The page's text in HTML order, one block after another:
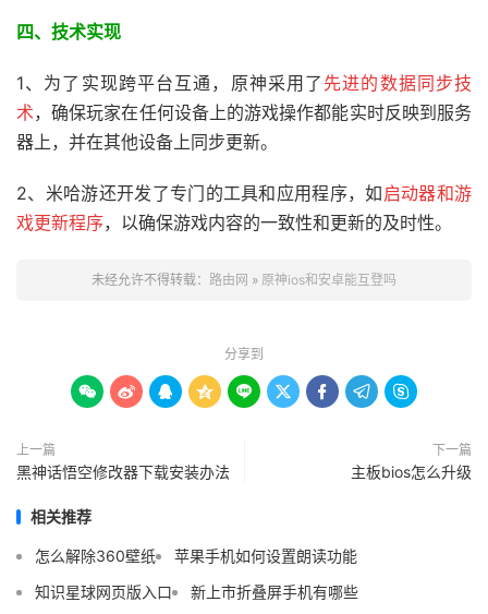
四、技术实现
1、为了实现跨平台互通，原神采用了 先进的数据同步技
术，确保玩家在任何设备上的游戏操作都能实时反映到服务
器上，并在其他设备上同步更新。
2、米哈游还开发了专门的工具和应用程序，如启动器和游
戏更新程序，以确保游戏内容的一致性和更新的及时性。
未经允许不得转载： 路由网 » 原神ios和安卓能互登吗
分享到
        
上一篇
黑神话悟空修改器下载安装办法
下一篇
主板bios怎么升级
相关推荐
怎么解除360壁纸
苹果手机如何设置朗读功能
知识星球网页版入口
新上市折叠屏手机有哪些